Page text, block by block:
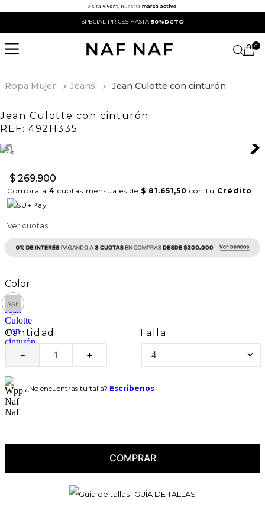
SPECIAL PRICES HASTA 50%DCTO
0
Ropa Mujer Jeans Jean Culotte con cinturón
Jean Culotte con cinturón
REF: 492H335
$ 269.900
Compra a 4 cuotas mensuales de $ 81.651,50 con tu Crédito
Ver cuotas ...
Cantidad
＋
－
Talla
4
¿No encuentras tu talla? Escribenos
COMPRAR
GUÍA DE TALLAS